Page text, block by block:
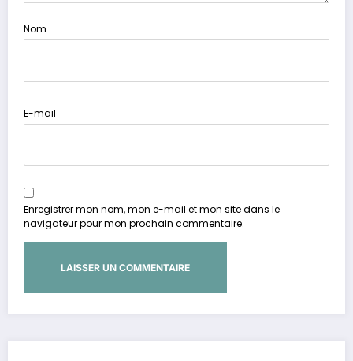
Nom
E-mail
Enregistrer mon nom, mon e-mail et mon site dans le
navigateur pour mon prochain commentaire.